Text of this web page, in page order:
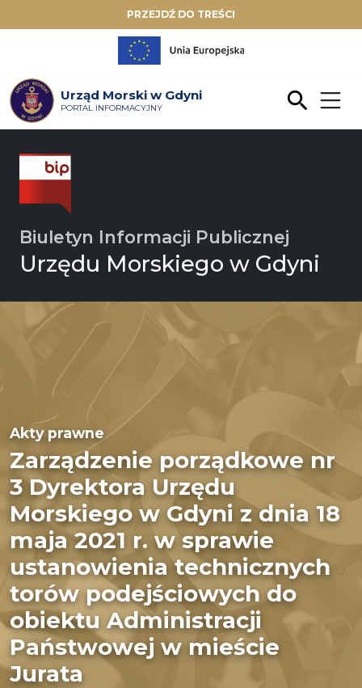
PRZEJDŹ DO TREŚCI
Urząd Morski w Gdyni
PORTAL INFORMACYJNY
Biuletyn Informacji Publicznej
Urzędu Morskiego w Gdyni
Akty prawne
Zarządzenie porządkowe nr
3 Dyrektora Urzędu
Morskiego w Gdyni z dnia 18
maja 2021 r. w sprawie
ustanowienia technicznych
torów podejściowych do
obiektu Administracji
Państwowej w mieście
Jurata